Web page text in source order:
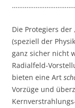
Die Protegiers
(speziell der
ganz sicher nicht
Radialfeld-
bieten eine Art
Vorzüge und